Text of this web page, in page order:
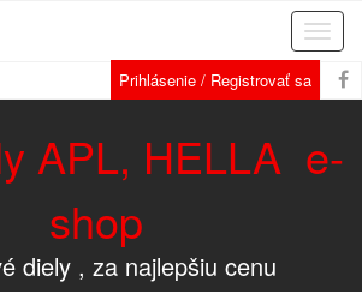
Prihlásenie / Registrovať sa
APL, HELLA e-
shop
diely , za najlepšiu cenu